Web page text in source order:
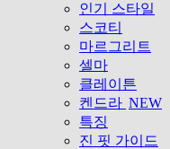
인기 스타일
스코티
마르그리트
셀마
클레이튼
켄드라 NEW
특징
진 핏 가이드